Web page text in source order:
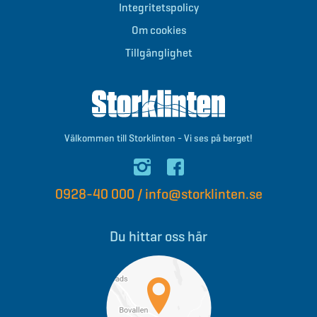
Integritetspolicy
Om cookies
Tillgänglighet
Välkommen till Storklinten - Vi ses på berget!
0928-40 000 / info@storklinten.se
Du hittar oss här